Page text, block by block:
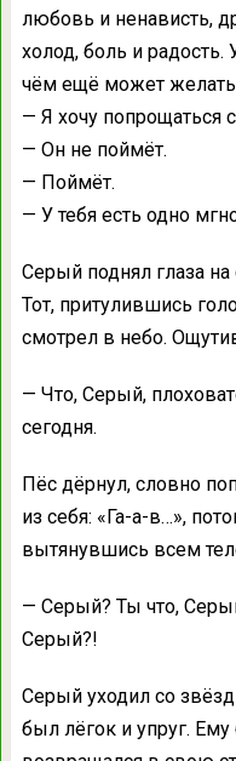
любовь и ненависть,
холод, боль и радость.
чём ещё может
— Я хочу попрощаться
— Он не поймёт.
— Поймёт.
— У тебя есть одно
Серый поднял глаза
Тот, притулившись
смотрел в небо.
— Что, Серый,
сегодня.
Пёс дёрнул, словно
из себя: «Га-а-в…»,
вытянувшись всем
— Серый? Ты что,
Серый?!
Серый уходил со
был лёгок и упруг.